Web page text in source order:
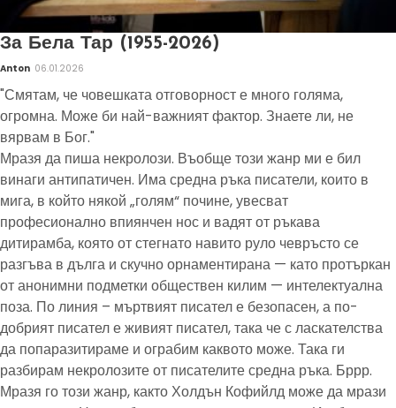
За Бела Тар (1955-2026)
Anton 06.01.2026
"Смятам, че човешката отговорност е много голяма,
огромна. Може би най-важният фактор. Знаете ли, не
вярвам в Бог."
Мразя да пиша некролози. Въобще този жанр ми е бил
винаги антипатичен. Има средна ръка писатели, които в
мига, в който някой „голям“ почине, увесват
професионално впиянчен нос и вадят от ръкава
дитирамба, която от стегнато навито руло чевръсто се
разгъва в дълга и скучно орнаментирана — като протъркан
от анонимни подметки обществен килим — интелектуална
поза. По линия – мъртвият писател е безопасен, а по-
добрият писател е живият писател, така че с ласкателства
да попаразитираме и ограбим каквото може. Така ги
разбирам некролозите от писателите средна ръка. Бррр.
Мразя го този жанр, както Холдън Кофийлд може да мрази